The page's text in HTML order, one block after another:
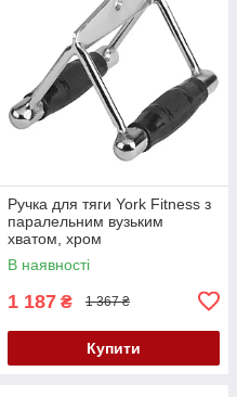
Ручка для тяги York Fitness з
паралельним вузьким
хватом, хром
В наявності
1 187 ₴ 1 367 ₴
Купити